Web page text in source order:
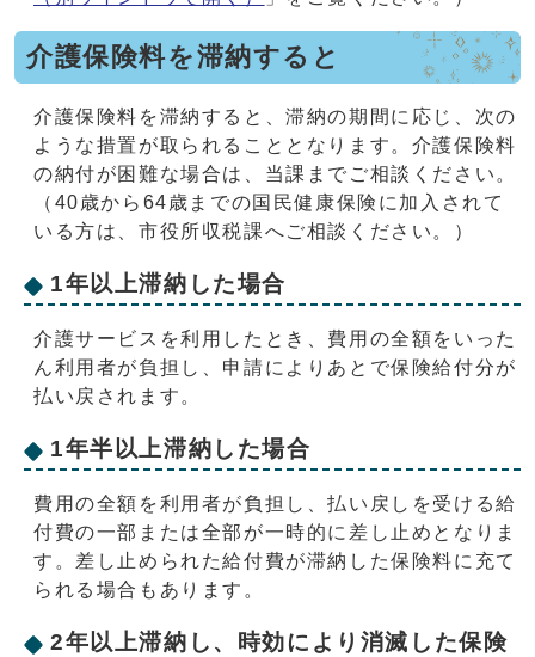
介護保険料を滞納すると
介護保険料を滞納すると、滞納の期間に応じ、次の
ような措置が取られることとなります。介護保険料
の納付が困難な場合は、当課までご相談ください。
（40歳から64歳までの国民健康保険に加入されて
いる方は、市役所収税課へご相談ください。）
1年以上滞納した場合
介護サービスを利用したとき、費用の全額をいった
ん利用者が負担し、申請によりあとで保険給付分が
払い戻されます。
1年半以上滞納した場合
費用の全額を利用者が負担し、払い戻しを受ける給
付費の一部または全部が一時的に差し止めとなりま
す。差し止められた給付費が滞納した保険料に充て
られる場合もあります。
2年以上滞納し、時効により消滅した保険